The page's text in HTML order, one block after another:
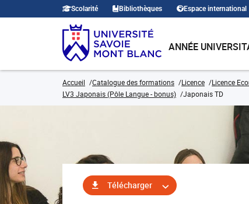
Scolarité Bibliothèques Espace international
ANNÉE
Accueil Catalogue des formations Licence Licence
LV3 Japonais (Pôle Langue - bonus)
Japonais TD
Télécharger